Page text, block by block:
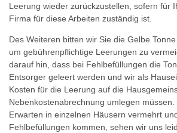
Leerung wieder zurückzustellen, sofern für
Firma für diese Arbeiten zuständig ist.
Des Weiteren bitten wir Sie die Gelbe
um gebührenpflichtige Leerungen zu
darauf hin, dass bei Fehlbefüllungen die
Entsorger geleert werden und wir als
Kosten für die Leerung auf die
Nebenkostenabrechnung umlegen
Erwarten in einzelnen Häusern vermehrt
Fehlbefüllungen kommen, sehen wir uns